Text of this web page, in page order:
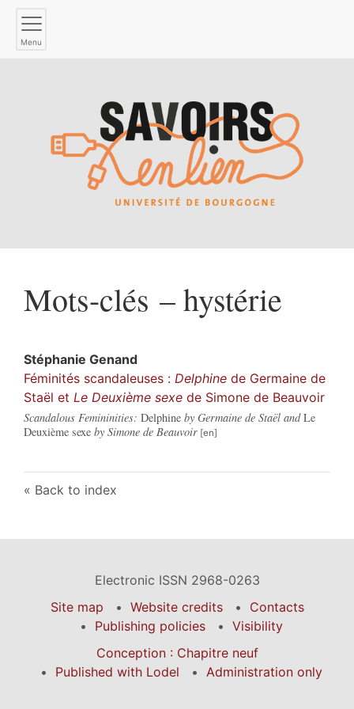
Menu
Mots-clés – hystérie
Stéphanie Genand
Féminités scandaleuses : Delphine de Germaine de
Staël et Le Deuxième sexe de Simone de Beauvoir
Scandalous Femininities: Delphine by Germaine de Staël andLe
Deuxième sexe by Simone de Beauvoir
Back to index
Electronic ISSN 2968-0263
Site map
Website credits
Contacts
Publishing policies
Visibility
Conception : Chapitre neuf
Published with Lodel
Administration only